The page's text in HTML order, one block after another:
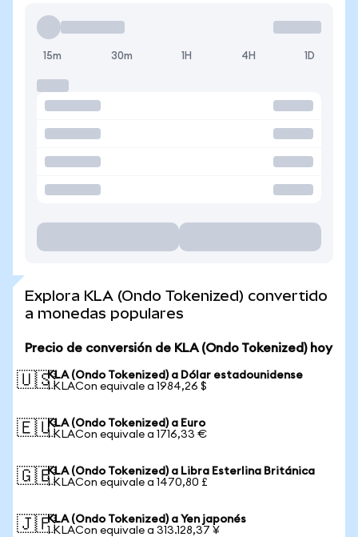
15m 30m 1H 4H 1D
Explora KLA (Ondo Tokenized) convertido
a monedas populares
Precio de conversión de KLA (Ondo Tokenized) hoy
🇺🇸KLA (Ondo Tokenized) a Dólar estadounidense
1 KLACon equivale a 1984,26 $
🇪🇺KLA (Ondo Tokenized) a Euro
1 KLACon equivale a 1716,33 €
🇬🇧KLA (Ondo Tokenized) a Libra Esterlina Británica
1 KLACon equivale a 1470,80 £
🇯🇵KLA (Ondo Tokenized) a Yen japonés
1 KLACon equivale a 313.128,37 ¥